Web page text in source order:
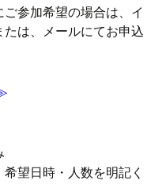
参加希望の場合は、イ
は、メールにてお申込
望日時・人数を明記く